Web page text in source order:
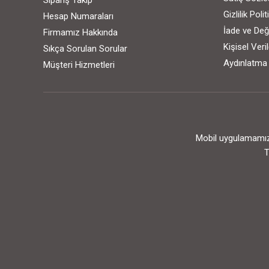
Hesap Numaraları
Firmamız Hakkında
Sıkça Sorulan Sorular
Müşteri Hizmetleri
Gizlilik
İade ve
Kişisel
Mobil